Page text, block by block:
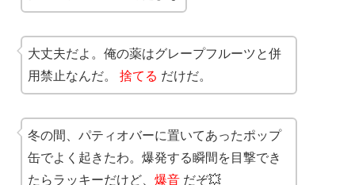
大丈夫だよ。俺の薬はグレープフルーツと併
用禁止なんだ。 捨てる だけだ。
冬の間、パティオバーに置いてあったポップ
缶でよく起きたわ。爆発する瞬間を目撃でき
たらラッキーだけど、 爆音 だぞ💥